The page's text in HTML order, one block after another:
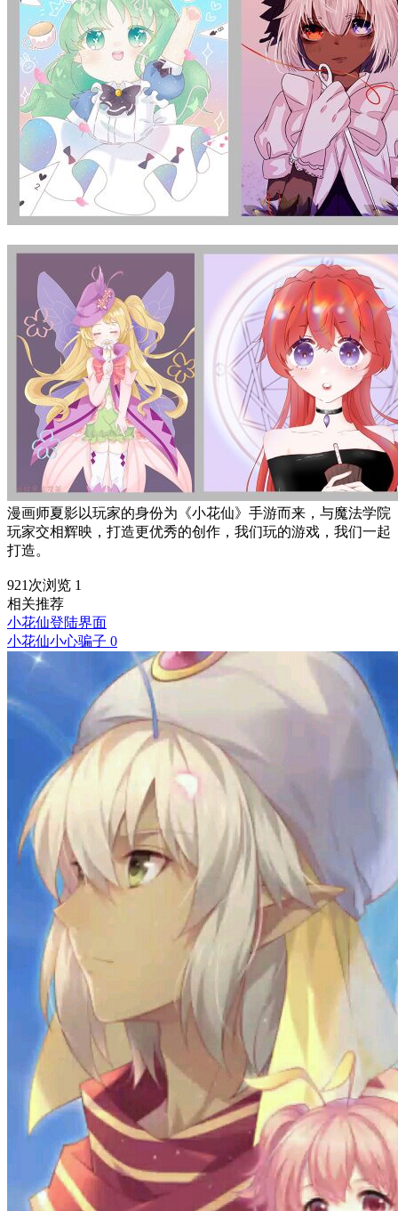
漫画师夏影以玩家的身份为《小花仙》手游而来，与魔法学院
玩家交相辉映，打造更优秀的创作，我们玩的游戏，我们一起
打造。
921次浏览 1
相关推荐
小花仙登陆界面
小花仙小心骗子 0